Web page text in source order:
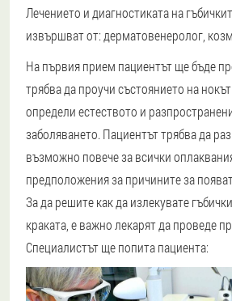
Лечението и диагностиката на
извършват от: дерматовенеролог,
На първия прием пациентът ще бъде
трябва да проучи състоянието на
определи естеството и
заболяването. Пациентът трябва да
възможно повече за всички
предположения за причините за
За да решите как да излекувате
краката, е важно лекарят да проведе
Специалистът ще попита пациента: